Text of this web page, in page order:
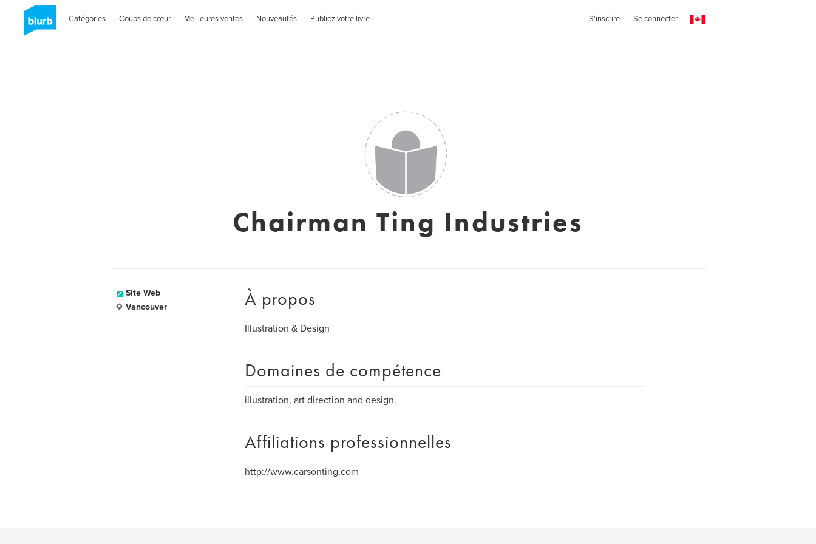
Catégories Coups de cœur Meilleures ventes Nouveautés Publiez votre livre S'inscrire Se connecter
Chairman Ting Industries
Site Web
Vancouver
À propos
Illustration & Design
Domaines de compétence
illustration, art direction and design.
Affiliations professionnelles
http://www.carsonting.com